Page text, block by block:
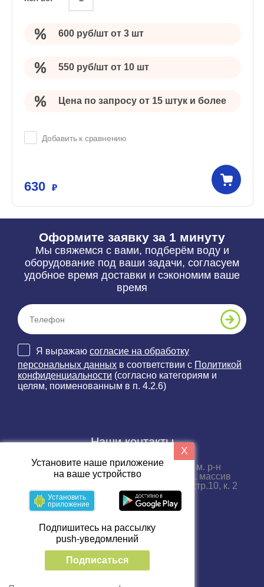
600 руб/шт от 3 шт
550 руб/шт от 10 шт
Цена по запросу от 15 штук и более
Добавить к сравнению
630
Оформите заявку за 1 минуту
Мы свяжемся с вами, подберём воду и
оборудование под ваши задачи, согласуем
удобное время доставки и сэкономим ваше
время
Я выражаю согласие на обработку
персональных данных в соответствии с Политикой
конфиденциальности (согласно категориям и
целям, поименованным в п. 4.2.6)
Наши контакты
188689, Ленинградская область, м. р-н
Всеволожский, г.п. Бугровское, тер. массив
Порошкино, пр-д. Промышленный, стр.10, к. 2
+7 (812) 33-66-999
Пн-пт с 09:00 до 18:00
X
Установите наше приложение
на ваше устройство
Установить
приложение
Подпишитесь на рассылку
push-уведомлений
Подписаться